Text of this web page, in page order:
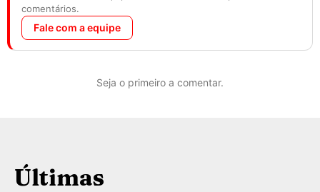
comentários.
Fale com a equipe
Seja o primeiro a comentar.
Últimas